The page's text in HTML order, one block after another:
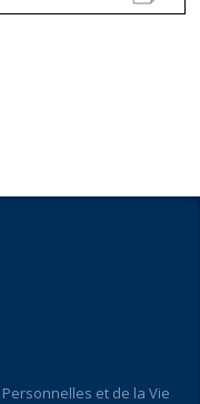
et de la Vie